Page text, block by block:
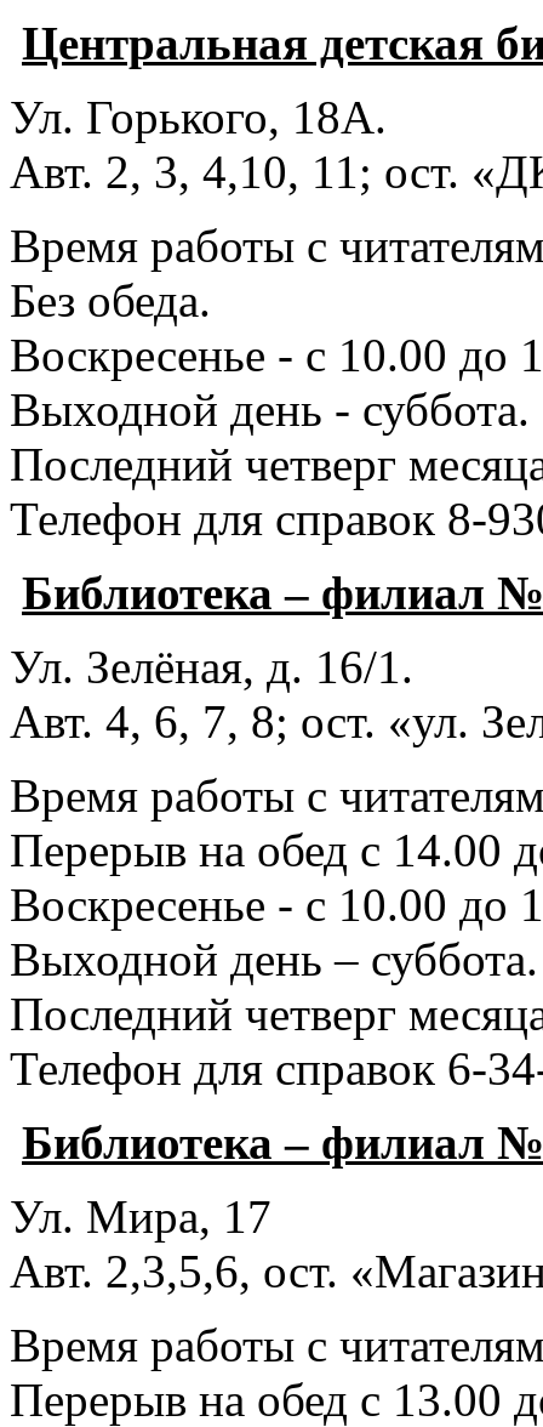
Центральная детская
Ул. Горького, 18А.
Авт. 2, 3, 4,10, 11; ост.
Время работы с
Без обеда.
Воскресенье - с 10.00 до
Выходной день - суббота.
Последний четверг
Телефон для справок 8-
Библиотека – филиал
Ул. Зелёная, д. 16/1.
Авт. 4, 6, 7, 8; ост. «ул.
Время работы с
Перерыв на обед с 14.00
Воскресенье - с 10.00 до
Выходной день – суббота.
Последний четверг
Телефон для справок 6-
Библиотека – филиал
Ул. Мира, 17
Авт. 2,3,5,6, ост.
Время работы с
Перерыв на обед с 13.00